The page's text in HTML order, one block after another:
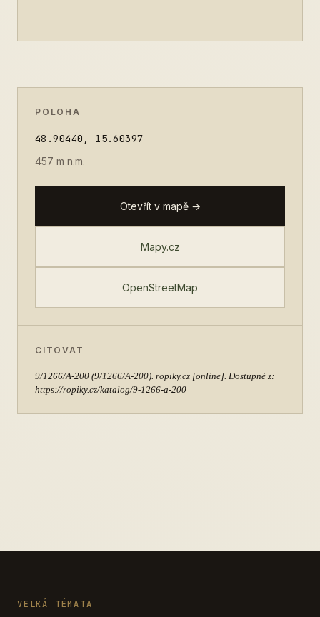
POLOHA
48.90440, 15.60397
457 m n.m.
Otevřít v mapě →
Mapy.cz
OpenStreetMap
CITOVAT
9/1266/A-200 (9/1266/A-200). ropiky.cz [online]. Dostupné z:
https://ropiky.cz/katalog/9-1266-a-200
VELKÁ TÉMATA